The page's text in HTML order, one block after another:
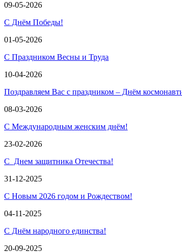
09-05-2026
С Днём Победы!
01-05-2026
С Праздником Весны и Труда
10-04-2026
Поздравляем Вас с праздником – Днём
08-03-2026
С Международным женским днём!
23-02-2026
С Днем защитника Отечества!
31-12-2025
С Новым 2026 годом и Рождеством!
04-11-2025
С Днём народного единства!
20-09-2025